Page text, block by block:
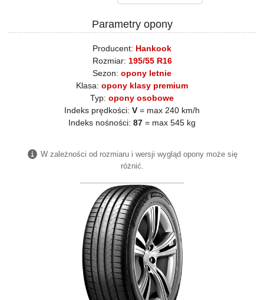
Parametry opony
Producent: Hankook
Rozmiar: 195/55 R16
Sezon: opony letnie
Klasa: opony klasy premium
Typ: opony osobowe
Indeks prędkości: V = max 240 km/h
Indeks nośności: 87 = max 545 kg
W zależności od rozmiaru i wersji wygląd opony może się
różnić.